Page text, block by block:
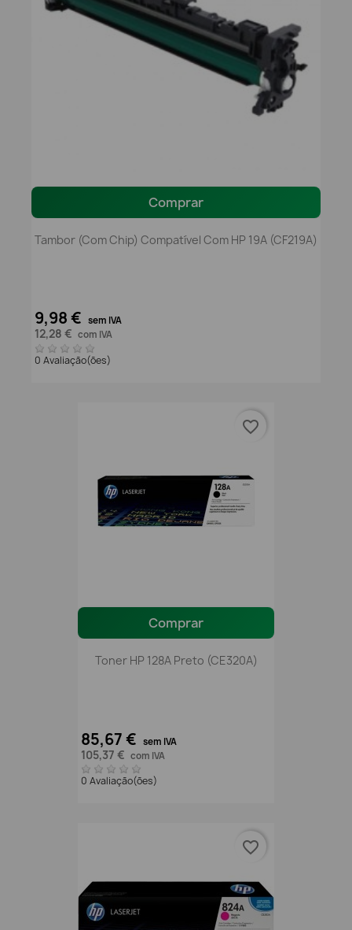
Comprar
Tambor (com Chip) Compatível Com HP 19A (CF219A)
9,98 € sem IVA
12,28 € com IVA
0 Avaliação(ões)
Comprar
Toner HP 128A Preto (CE320A)
85,67 € sem IVA
105,37 € com IVA
0 Avaliação(ões)
favorite_border
favorite_border